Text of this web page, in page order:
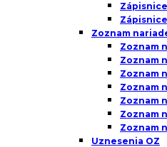
Zoznam
Zoznam
Zoznam
Zoznam
Zoznam
Zoznam
Zoznam
Zoznam
Uznesenia OZ